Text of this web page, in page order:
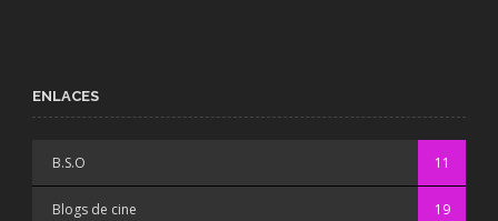
ENLACES
B.S.O 11
Blogs de cine 19